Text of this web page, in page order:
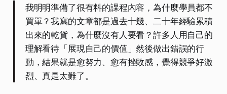
我明明準備了很有料的課程內容，為什麼學員都不
買單？我寫的文章都是過去十幾、二十年經驗累積
出來的乾貨，為什麼沒有人要看？許多人用自己的
理解看待「展現自己的價值」然後做出錯誤的行
動，結果就是愈努力、愈有挫敗感，覺得競爭好激
烈、真是太難了。